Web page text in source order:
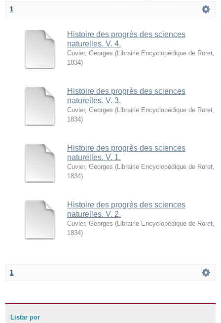
1
Histoire des progrès des sciences
naturelles. V. 4.
Cuvier, Georges ( Librairie Encyclopédique de Roret
1834)
Histoire des progrès des sciences
naturelles. V. 3.
Cuvier, Georges ( Librairie Encyclopédique de Roret
1834)
Histoire des progrès des sciences
naturelles. V. 1.
Cuvier, Georges ( Librairie Encyclopédique de Roret
1834)
Histoire des progrès des sciences
naturelles. V. 2.
Cuvier, Georges ( Librairie Encyclopédique de Roret
1834)
1
Listar por